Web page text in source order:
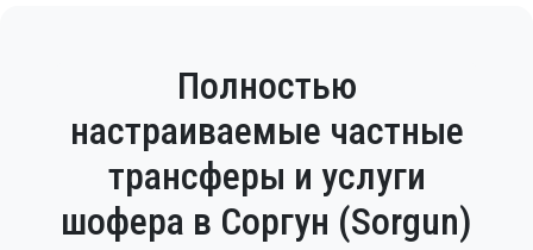
Полностью
настраиваемые частные
трансферы и услуги
шофера в Соргун (Sorgun)